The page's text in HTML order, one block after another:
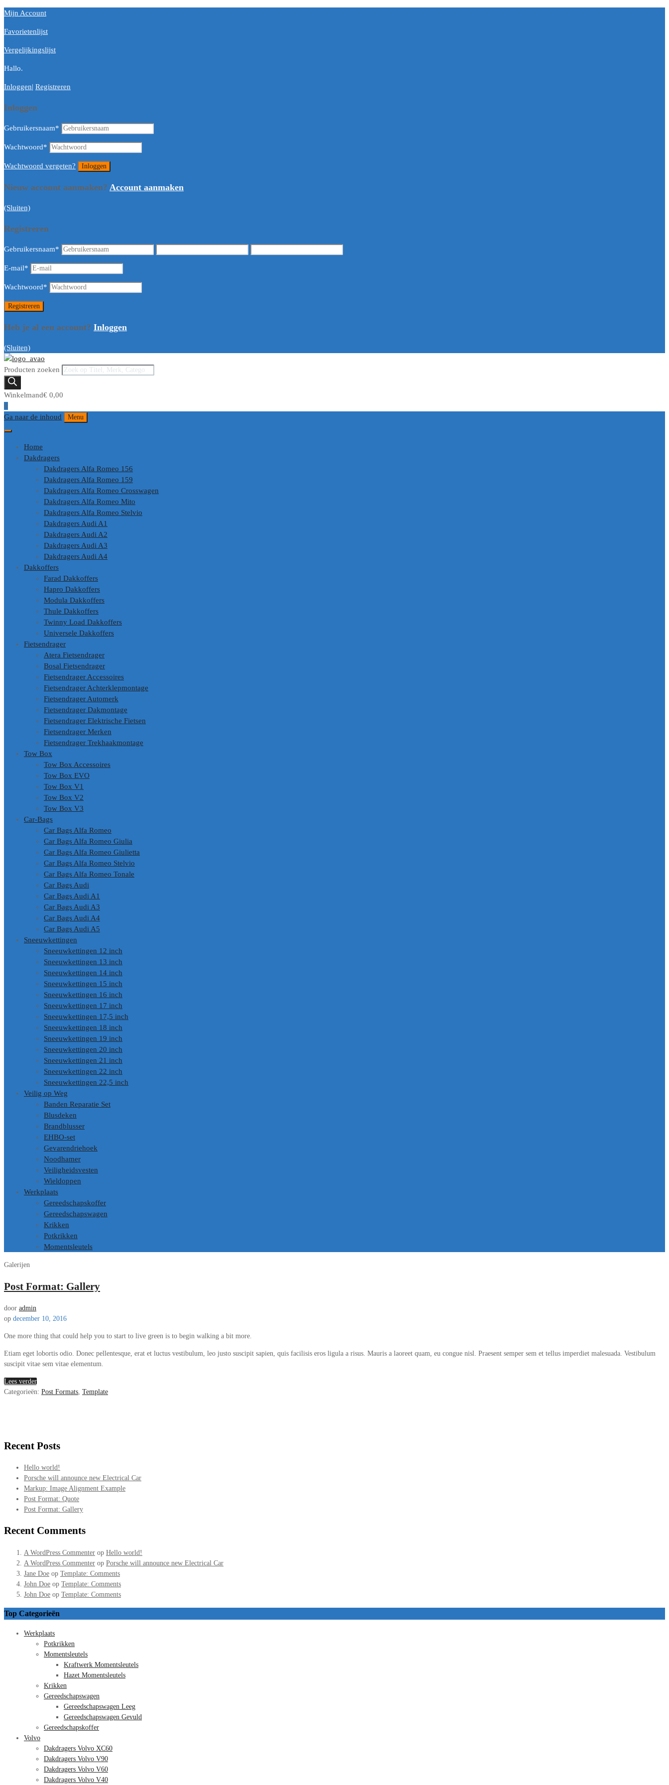
Mijn Account
Favorietenlijst
Vergelijkingslijst
Hallo.
Inloggen| Registreren
Inloggen
Gebruikersnaam*
Wachtwoord*
Wachtwoord vergeten?
Nieuw account aanmaken? Account aanmaken
(Sluiten)
Registreren
Gebruikersnaam*
E-mail*
Wachtwoord*
Heb je al een account? Inloggen
(Sluiten)
Producten zoeken
Winkelmand€ 0,00
0
Ga naar de inhoud
Menu
Home
Dakdragers
Dakdragers Alfa Romeo 156
Dakdragers Alfa Romeo 159
Dakdragers Alfa Romeo Crosswagen
Dakdragers Alfa Romeo Mito
Dakdragers Alfa Romeo Stelvio
Dakdragers Audi A1
Dakdragers Audi A2
Dakdragers Audi A3
Dakdragers Audi A4
Dakkoffers
Farad Dakkoffers
Hapro Dakkoffers
Modula Dakkoffers
Thule Dakkoffers
Twinny Load Dakkoffers
Universele Dakkoffers
Fietsendrager
Atera Fietsendrager
Bosal Fietsendrager
Fietsendrager Accessoires
Fietsendrager Achterklepmontage
Fietsendrager Automerk
Fietsendrager Dakmontage
Fietsendrager Elektrische Fietsen
Fietsendrager Merken
Fietsendrager Trekhaakmontage
Tow Box
Tow Box Accessoires
Tow Box EVO
Tow Box V1
Tow Box V2
Tow Box V3
Car-Bags
Car Bags Alfa Romeo
Car Bags Alfa Romeo Giulia
Car Bags Alfa Romeo Giulietta
Car Bags Alfa Romeo Stelvio
Car Bags Alfa Romeo Tonale
Car Bags Audi
Car Bags Audi A1
Car Bags Audi A3
Car Bags Audi A4
Car Bags Audi A5
Sneeuwkettingen
Sneeuwkettingen 12 inch
Sneeuwkettingen 13 inch
Sneeuwkettingen 14 inch
Sneeuwkettingen 15 inch
Sneeuwkettingen 16 inch
Sneeuwkettingen 17 inch
Sneeuwkettingen 17,5 inch
Sneeuwkettingen 18 inch
Sneeuwkettingen 19 inch
Sneeuwkettingen 20 inch
Sneeuwkettingen 21 inch
Sneeuwkettingen 22 inch
Sneeuwkettingen 22,5 inch
Veilig op Weg
Banden Reparatie Set
Blusdeken
Brandblusser
EHBO-set
Gevarendriehoek
Noodhamer
Veiligheidsvesten
Wieldoppen
Werkplaats
Gereedschapskoffer
Gereedschapswagen
Krikken
Potkrikken
Momentsleutels
Galerijen
Post Format: Gallery
door admin
op december 10, 2016
One more thing that could help you to start to live green is to begin walking a bit more.
Etiam eget lobortis odio. Donec pellentesque, erat et luctus vestibulum, leo justo suscipit sapien, quis facilisis eros ligula a risus. Mauris a laoreet quam, eu congue nisl. Praesent semper sem et tellus imperdiet malesuada. Vestibulum
suscipit vitae sem vitae elementum.
Lees verder
Categorieën: Post Formats, Template
Recent Posts
Hello world!
Porsche will announce new Electrical Car
Markup: Image Alignment Example
Post Format: Quote
Post Format: Gallery
Recent Comments
A WordPress Commenter op Hello world!
A WordPress Commenter op Porsche will announce new Electrical Car
Jane Doe op Template: Comments
John Doe op Template: Comments
John Doe op Template: Comments
Top Categorieën
Werkplaats
Potkrikken
Momentsleutels
Kraftwerk Momentsleutels
Hazet Momentsleutels
Krikken
Gereedschapswagen
Gereedschapswagen Leeg
Gereedschapswagen Gevuld
Gereedschapskoffer
Volvo
Dakdragers Volvo XC60
Dakdragers Volvo V90
Dakdragers Volvo V60
Dakdragers Volvo V40